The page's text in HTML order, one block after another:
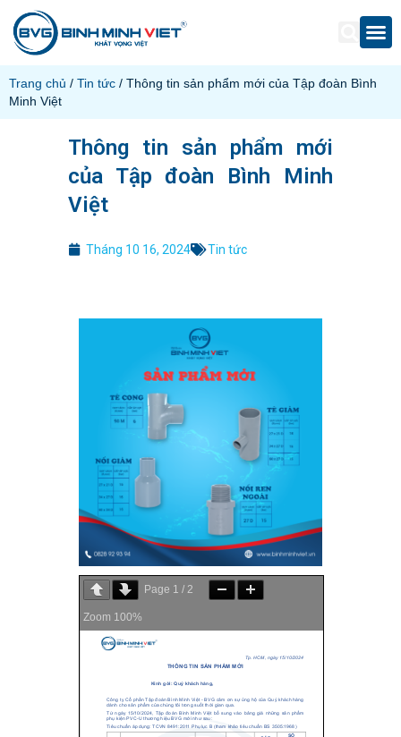
Trang chủ / Tin tức / Thông tin sản phẩm mới của Tập đoàn Bình
Minh Việt
Thông tin sản phẩm mới
của Tập đoàn Bình Minh
Việt
Tháng 10 16, 2024 Tin tức
Page 1 / 2
Zoom 100%